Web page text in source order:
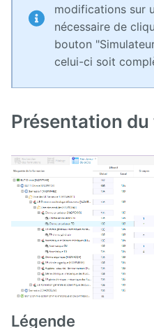
modifications sur
nécessaire de
bouton
celui-ci soit
Présentation
Légende